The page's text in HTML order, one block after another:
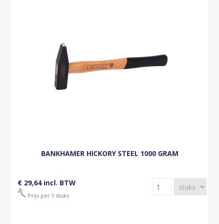
BANKHAMER HICKORY STEEL 1000 GRAM
€ 29,64 incl. BTW
Prijs per 1 stuks